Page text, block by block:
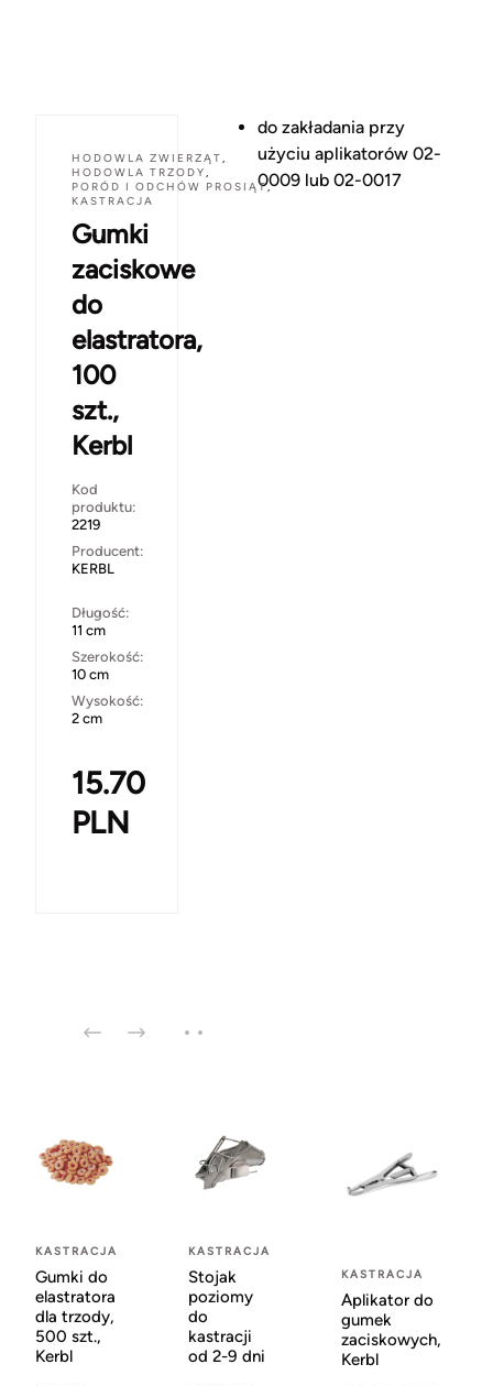
HODOWLA ZWIERZĄT,
HODOWLA TRZODY,
PORÓD I ODCHÓW PROSIĄT,
KASTRACJA
Gumki
zaciskowe
do
elastratora,
100
szt.,
Kerbl
Kod
produktu:
2219
Producent:
KERBL
Długość:
11 cm
Szerokość:
10 cm
Wysokość:
2 cm
15.70
PLN
do zakładania przy
użyciu aplikatorów 02-
0009 lub 02-0017
KASTRACJA
Gumki do
elastratora
dla trzody,
500 szt.,
Kerbl
KASTRACJA
Stojak
poziomy
do
kastracji
od 2-9 dni
KASTRACJA
Aplikator do
gumek
zaciskowych,
Kerbl